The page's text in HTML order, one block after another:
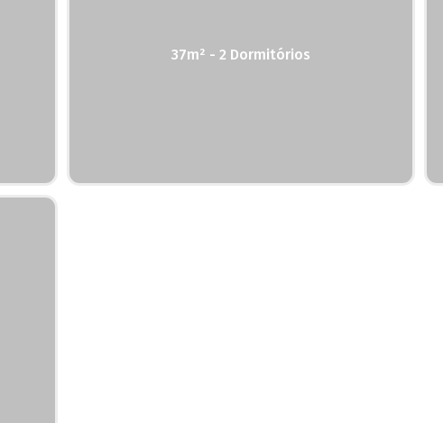
37m² - 2 Dormitórios